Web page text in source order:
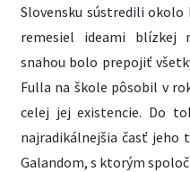
Slovensku sústredili okolo
remesiel ideami blízkej
snahou bolo prepojiť
Fulla na škole pôsobil v
celej jej existencie. Do
najradikálnejšia časť jeho
Galandom, s ktorým